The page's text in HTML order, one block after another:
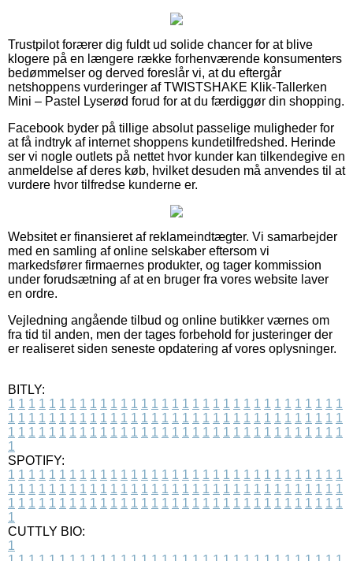
Trustpilot forærer dig fuldt ud solide chancer for at blive
klogere på en længere række forhenværende konsumenters
bedømmelser og derved foreslår vi, at du eftergår
netshoppens vurderinger af TWISTSHAKE Klik-Tallerken
Mini – Pastel Lyserød forud for at du færdiggør din shopping.
Facebook byder på tillige absolut passelige muligheder for
at få indtryk af internet shoppens kundetilfredshed. Herinde
ser vi nogle outlets på nettet hvor kunder kan tilkendegive en
anmeldelse af deres køb, hvilket desuden må anvendes til at
vurdere hvor tilfredse kunderne er.
Websitet er finansieret af reklameindtægter. Vi samarbejder
med en samling af online selskaber eftersom vi
markedsfører firmaernes produkter, og tager kommission
under forudsætning af at en bruger fra vores website laver
en ordre.
Vejledning angående tilbud og online butikker værnes om
fra tid til anden, men der tages forbehold for justeringer der
er realiseret siden seneste opdatering af vores oplysninger.
BITLY:
1 1 1 1 1 1 1 1 1 1 1 1 1 1 1 1 1 1 1 1 1 1 1 1 1 1 1 1 1 1 1 1 1
1 1 1 1 1 1 1 1 1 1 1 1 1 1 1 1 1 1 1 1 1 1 1 1 1 1 1 1 1 1 1 1 1
1 1 1 1 1 1 1 1 1 1 1 1 1 1 1 1 1 1 1 1 1 1 1 1 1 1 1 1 1 1 1 1 1
1
SPOTIFY:
1 1 1 1 1 1 1 1 1 1 1 1 1 1 1 1 1 1 1 1 1 1 1 1 1 1 1 1 1 1 1 1 1
1 1 1 1 1 1 1 1 1 1 1 1 1 1 1 1 1 1 1 1 1 1 1 1 1 1 1 1 1 1 1 1 1
1 1 1 1 1 1 1 1 1 1 1 1 1 1 1 1 1 1 1 1 1 1 1 1 1 1 1 1 1 1 1 1 1
1
CUTTLY BIO:
1